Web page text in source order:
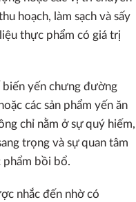
hoạch, làm sạch và sấy
thực phẩm có giá trị
biến yến chưng đường
các sản phẩm yến ăn
chỉ nằm ở sự quý hiếm,
trọng và sự quan tâm
bồi bổ.
nhắc đến nhờ có